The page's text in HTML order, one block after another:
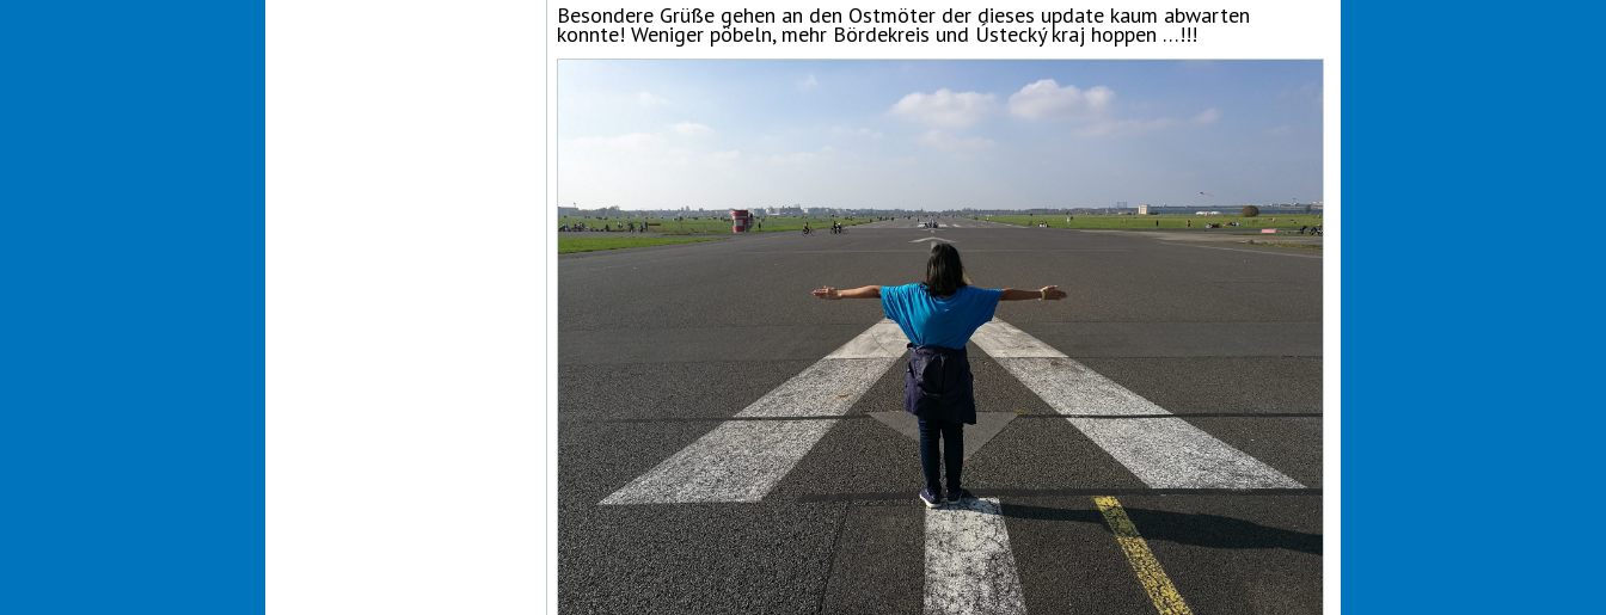
Besondere Grüße gehen an den Ostmöter der dieses update kaum abwarten
konnte! Weniger pöbeln, mehr Bördekreis und Ústecký kraj hoppen …!!!